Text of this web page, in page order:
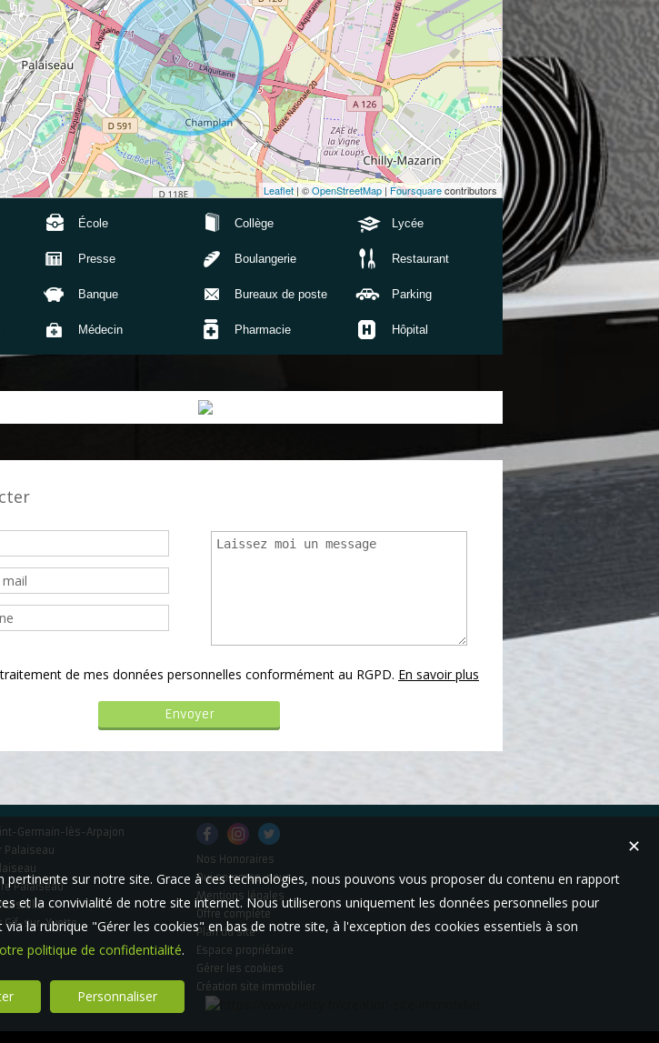
Leaflet| ©OpenStreetMap | Foursquarecontributors
École Collège Lycée
Presse Boulangerie Restaurant
Banque Bureaux de poste Parking
Médecin Pharmacie Hôpital
de mes données personnelles conformément au RGPD. En savoir plus
Germain-lès-Arpajon
Palaiseau
Palaiseau
Les Ulis
Gif-sur-Yvette
Nos Honoraires
Qui sommes-nous
Mentions légales
Offre complète
Plan du site
Espace propriétaire
Gérer les cookies
Création site immobilier
✕
sur notre site. Grace à ces technologies, nous pouvons vous proposer du contenu en rapport
et la convivialité de notre site internet. Nous utiliserons uniquement les données personnelles pour
la rubrique "Gérer les cookies" en bas de notre site, à l'exception des cookies essentiels à son
politique de confidentialité.
Personnaliser